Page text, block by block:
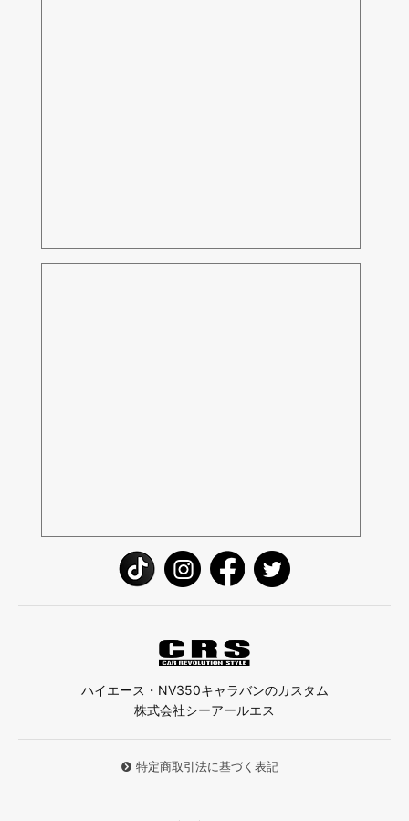
ハイエース・NV350キャラバンのカスタム
株式会社シーアールエス
特定商取引法に基づく表記